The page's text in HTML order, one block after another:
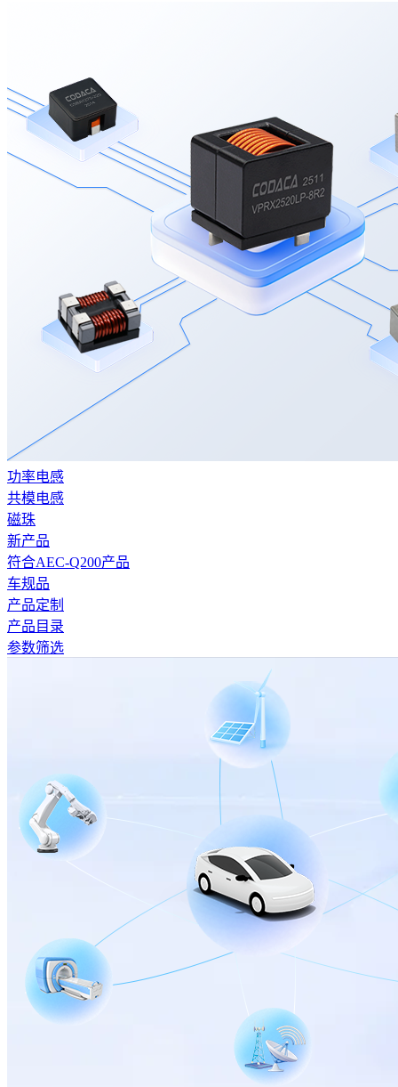
功率电感
共模电感
磁珠
新产品
符合AEC-Q200产品
车规品
产品定制
产品目录
参数筛选